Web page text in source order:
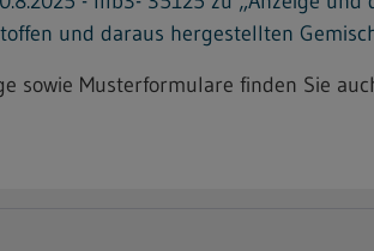
und daraus hergestellten
sowie Musterformulare finden Sie